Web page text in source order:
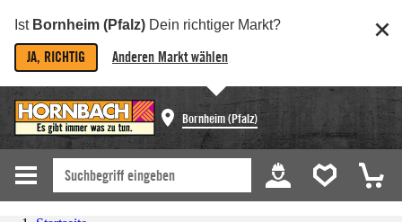
Ist Bornheim (Pfalz) Dein richtiger Markt?
JA, RICHTIG Anderen Markt wählen
Bornheim (Pfalz)